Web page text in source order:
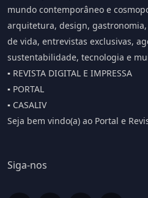
mundo contemporâneo e
arquitetura, design,
de vida, entrevistas exclusivas,
sustentabilidade, tecnologia e
▪️ REVISTA DIGITAL E IMPRESSA
▪️ PORTAL
▪️ CASALIV
Seja bem vindo(a) ao Portal e
Siga-nos